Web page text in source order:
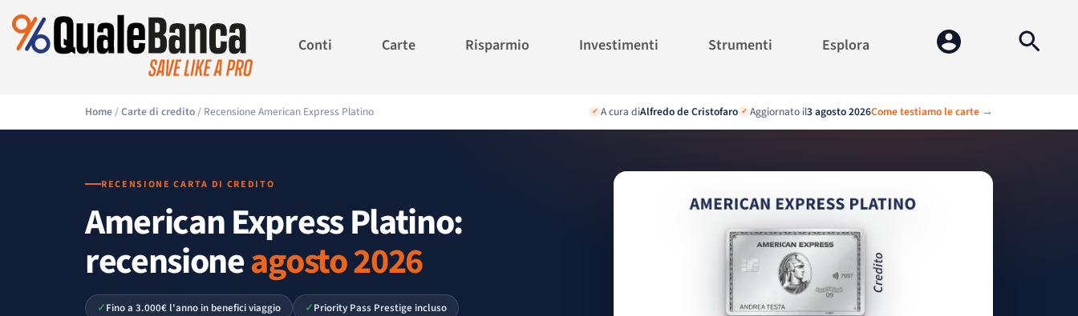
Conti Carte Risparmio Investimenti Strumenti Esplora
Home/Carte di credito/ Recensione American Express Platino ✓ A cura diAlfredo de Cristofaro ✓ Aggiornato il3 agosto 2026Come testiamo le carte →
RECENSIONE CARTA DI CREDITO
American Express Platino:
recensioneagosto 2026
Fino a 3.000€ l'anno in benefici viaggio
Priority Pass Prestige incluso